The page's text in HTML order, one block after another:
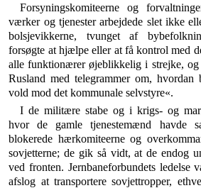
Forsyningskomiteerne og
værker og tjenester arbejdede slet ikke
bolsjevikkerne, tvunget af
forsøgte at hjælpe eller at få kontrol med
alle funktio­nærer øjeblikkelig i strejke, og
Rusland med telegrammer om, hvordan
vold mod det kommunale selvstyre«.
I de militære stabe og i krigs- og
hvor de gamle tjenestemænd havde
blokerede hærkomiteerne og
sovjetterne; de gik så vidt, at de endog
ved fronten. Jernbaneforbundets ledelse
afslog at transportere sovjettropper,